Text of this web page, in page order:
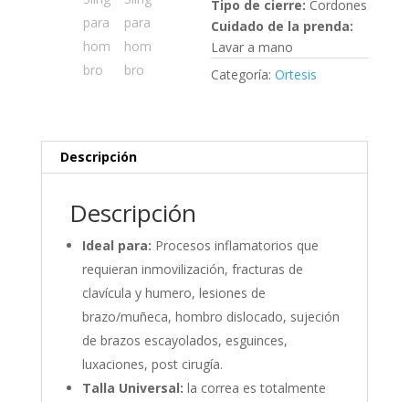
Tipo de cierre: Cordones
Cuidado de la prenda:
Lavar a mano
Categoría:Ortesis
Descripción
Descripción
Ideal para: Procesos inflamatorios que
requieran inmovilización, fracturas de
clavícula y humero, lesiones de
brazo/muñeca, hombro dislocado, sujeción
de brazos escayolados, esguinces,
luxaciones, post cirugía.
Talla Universal: la correa es totalmente